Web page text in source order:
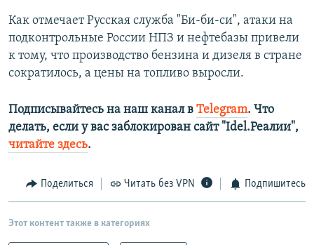
Как отмечает Русская служба "Би-би-си", атаки на
подконтрольные России НПЗ и нефтебазы привели
к тому, что производство бензина и дизеля в стране
сократилось, а цены на топливо выросли.
Подписывайтесь на наш канал в Telegram. Что
делать, если у вас заблокирован сайт "Idel.Реалии",
читайте здесь.
Поделиться Читать без VPN Подпишитесь
Этот контент также в категориях